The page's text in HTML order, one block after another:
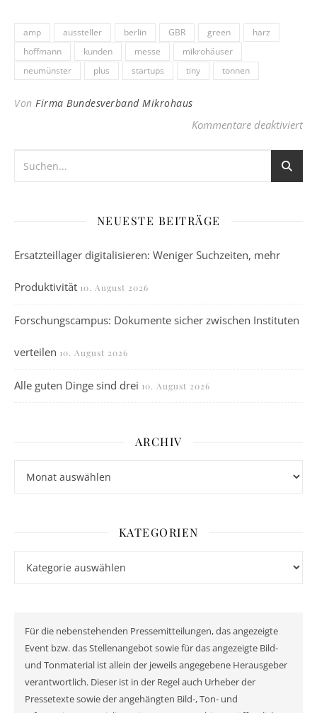
amp aussteller berlin GBR green
harz
hoffmann
kunden messe
mikrohäuser
neumünster
plus startups tiny tonnen
Von Firma Bundesverband Mikrohaus
Kommentare deaktiviertfür
NEUESTE BEITRÄGE
Ersatzteillager digitalisieren: Weniger Suchzeiten, mehr
Produktivität 10. August 2026
Forschungscampus: Dokumente sicher zwischen Instituten
verteilen 10. August 2026
Alle guten Dinge sind drei 10. August 2026
ARCHIV
KATEGORIEN
Für die nebenstehenden Pressemitteilungen, das angezeigte
Event bzw. das Stellenangebot sowie für das angezeigte Bild-
und Tonmaterial ist allein der jeweils angegebene Herausgeber
verantwortlich. Dieser ist in der Regel auch Urheber der
Pressetexte sowie der angehängten Bild-, Ton- und